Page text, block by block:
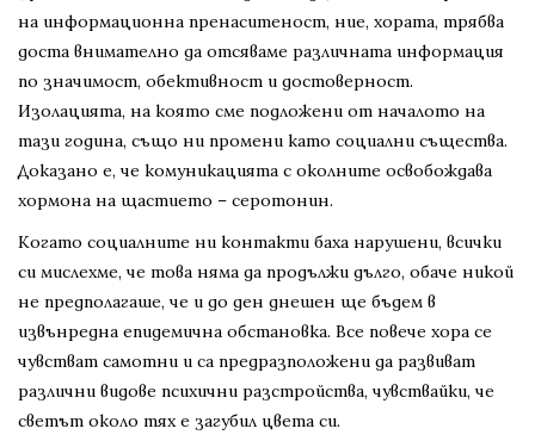
на информационна пренаситеност, ние, хората, трябва
доста внимателно да отсяваме различната информация
по значимост, обективност и достоверност.
Изолацията, на която сме подложени от началото на
тази година, също ни промени като социални същества.
Доказано е, че комуникацията с околните освобождава
хормона на щастието – серотонин.
Когато социалните ни контакти баха нарушени, всички
си мислехме, че това няма да продължи дълго, обаче никой
не предполагаше, че и до ден днешен ще бъдем в
извънредна епидемична обстановка. Все повече хора се
чувстват самотни и са предразположени да развиват
различни видове психични разстройства, чувствайки, че
светът около тях е загубил цвета си.